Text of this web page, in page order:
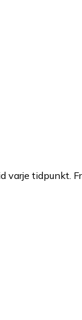
varje tidpunkt.